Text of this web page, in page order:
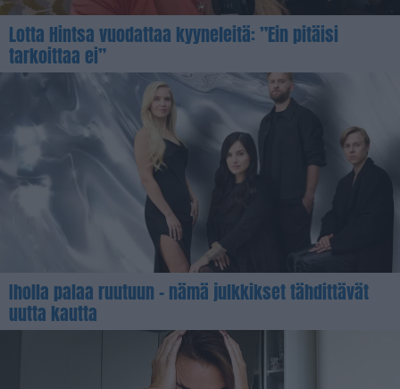
Lotta Hintsa vuodattaa kyyneleitä: ”Ein pitäisi
tarkoittaa ei”
Iholla palaa ruutuun – nämä julkkikset tähdittävät
uutta kautta